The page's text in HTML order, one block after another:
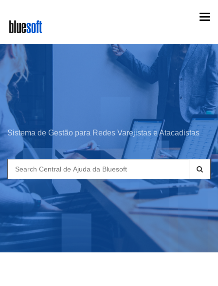
main
content
Sistema de Gestão para Redes Varejistas e Atacadistas
Search
for: